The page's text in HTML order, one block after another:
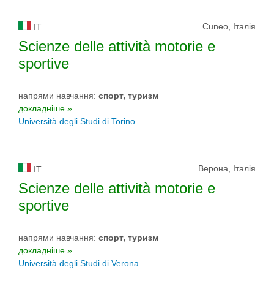
IT Cuneo, Італія
Scienze delle attività motorie e
sportive
напрями навчання: спорт, туризм
докладніше »
Università degli Studi di Torino
IT Верона, Італія
Scienze delle attività motorie e
sportive
напрями навчання: спорт, туризм
докладніше »
Università degli Studi di Verona